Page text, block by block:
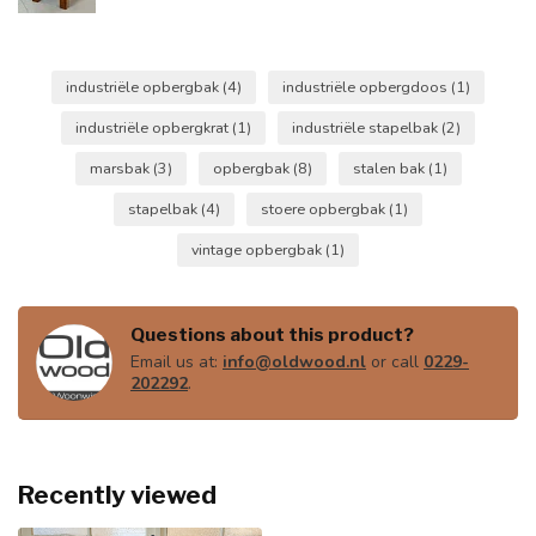
industriële opbergbak (4) industriële opbergdoos (1)
industriële opbergkrat (1) industriële stapelbak (2)
marsbak (3) opbergbak (8) stalen bak (1)
stapelbak (4) stoere opbergbak (1)
vintage opbergbak (1)
Questions about this product?
Email us at: info@oldwood.nl or call 0229-
202292.
Recently viewed